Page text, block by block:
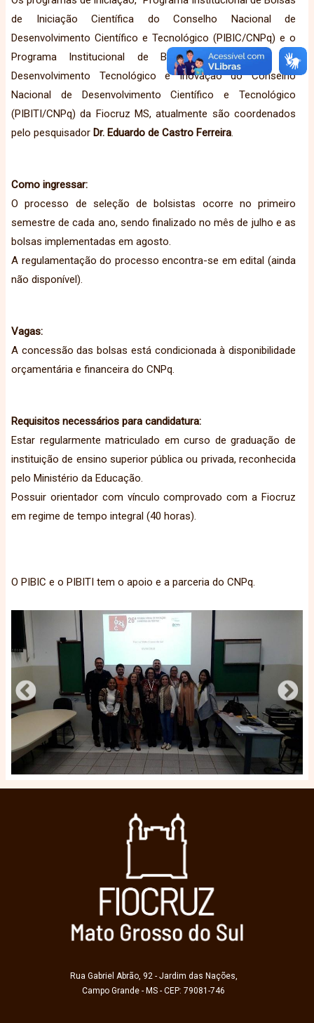
de Iniciação Científica do Conselho Nacional de
Desenvolvimento Científico e Tecnológico (PIBIC/CNPq) e o
Programa Institucional de Bolsas de Iniciação em
Desenvolvimento Tecnológico e Inovação do Conselho
Nacional de Desenvolvimento Científico e Tecnológico
(PIBITI/CNPq) da Fiocruz MS, atualmente são coordenados
pelo pesquisador Dr. Eduardo de Castro Ferreira.
Como ingressar:
O processo de seleção de bolsistas ocorre no primeiro
semestre de cada ano, sendo finalizado no mês de julho e as
bolsas implementadas em agosto.
A regulamentação do processo encontra-se em edital (ainda
não disponível).
Vagas:
A concessão das bolsas está condicionada à disponibilidade
orçamentária e financeira do CNPq.
Requisitos necessários para candidatura:
Estar regularmente matriculado em curso de graduação de
instituição de ensino superior pública ou privada, reconhecida
pelo Ministério da Educação.
Possuir orientador com vínculo comprovado com a Fiocruz
em regime de tempo integral (40 horas).
O PIBIC e o PIBITI tem o apoio e a parceria do CNPq.
Rua Gabriel Abrão, 92 - Jardim das Nações,
Campo Grande - MS - CEP: 79081-746